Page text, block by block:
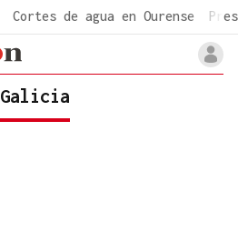
Cortes de agua en Ourense
Galicia